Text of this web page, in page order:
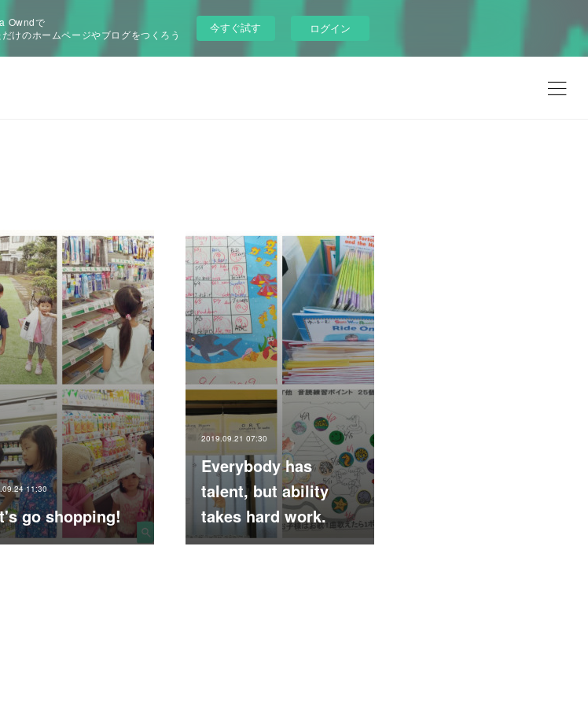
Owndで
けのホームページやブログをつくろう
今すぐ試す ログイン
11:30
go shopping!
2019.09.21 07:30
Everybody has
talent, but ability
takes hard work.